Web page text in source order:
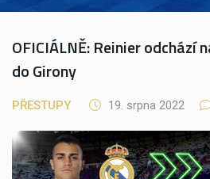
OFICIÁLNĚ: Reinier odchází
do Girony
PŘESTUPY 19. srpna 2022